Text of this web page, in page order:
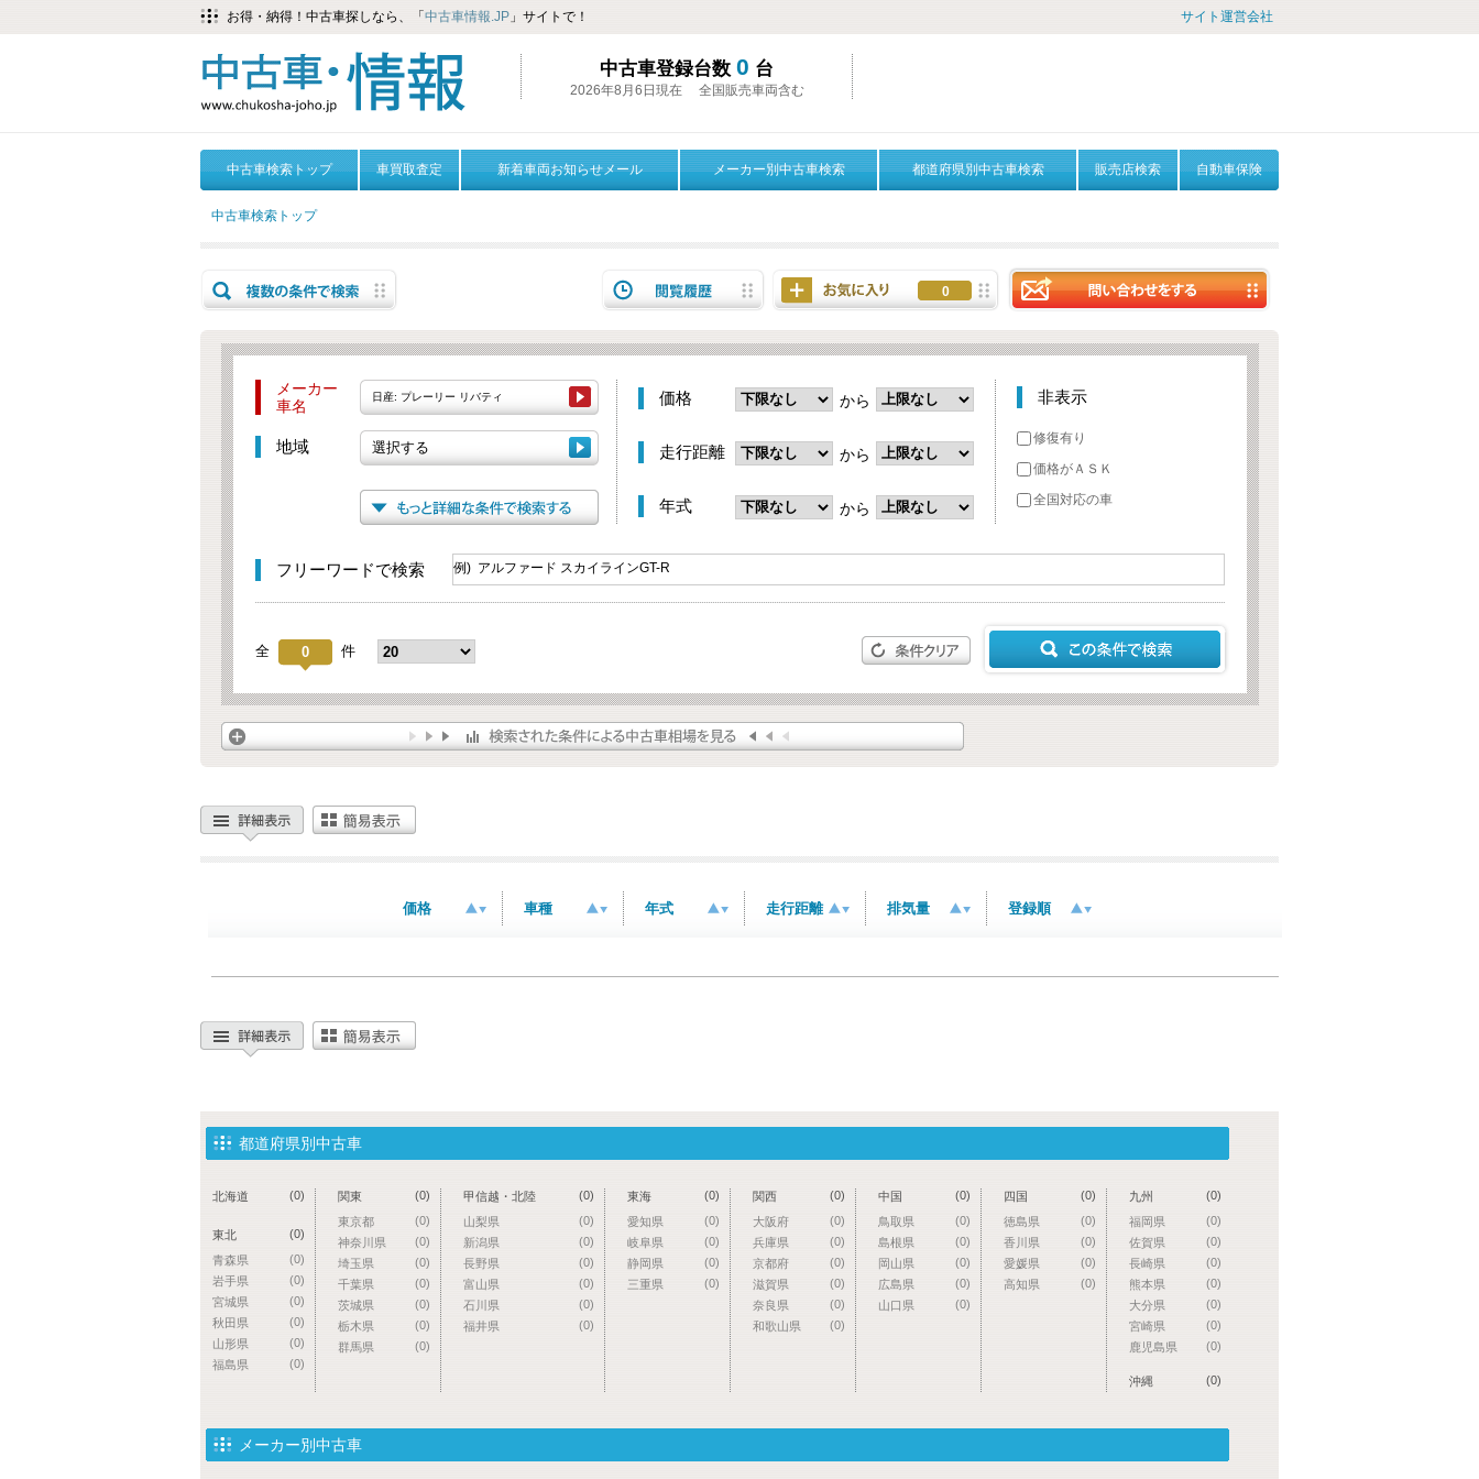
サイト運営会社
お得・納得！中古車探しなら、「 中古車情報.JP 」サイトで！
中古車登録台数 0 台
2026年8月6日現在 全国販売車両含む
中古車検索トップ 車買取査定 新着車両お知らせメール メーカー別中古車検索 都道府県別中古車検索 販売店検索 自動車保険
中古車検索トップ
0
メーカー
車名
日産: プレーリー リバティ
地域 選択する
価格 から
走行距離 から
年式 から
非表示
修復有り
価格がＡＳＫ
全国対応の車
フリーワードで検索
全 0 件
価格 車種 年式 走行距離 排気量 登録順
都道府県別中古車
(0)
北海道
(0)
東北
(0)
青森県
(0)
岩手県
(0)
宮城県
(0)
秋田県
(0)
山形県
(0)
福島県
(0)
関東
(0)
東京都
(0)
神奈川県
(0)
埼玉県
(0)
千葉県
(0)
茨城県
(0)
栃木県
(0)
群馬県
(0)
甲信越・北陸
(0)
山梨県
(0)
新潟県
(0)
長野県
(0)
富山県
(0)
石川県
(0)
福井県
(0)
東海
(0)
愛知県
(0)
岐阜県
(0)
静岡県
(0)
三重県
(0)
関西
(0)
大阪府
(0)
兵庫県
(0)
京都府
(0)
滋賀県
(0)
奈良県
(0)
和歌山県
(0)
中国
(0)
鳥取県
(0)
島根県
(0)
岡山県
(0)
広島県
(0)
山口県
(0)
四国
(0)
徳島県
(0)
香川県
(0)
愛媛県
(0)
高知県
(0)
九州
(0)
福岡県
(0)
佐賀県
(0)
長崎県
(0)
熊本県
(0)
大分県
(0)
宮崎県
(0)
鹿児島県
(0)
沖縄
メーカー別中古車